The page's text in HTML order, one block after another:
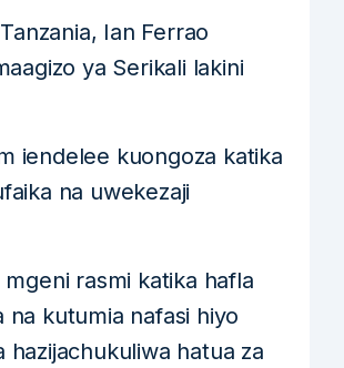
Ian Ferrao
ya Serikali lakini
iendelee kuongoza katika
na uwekezaji
rasmi katika hafla
kutumia nafasi hiyo
hatua za